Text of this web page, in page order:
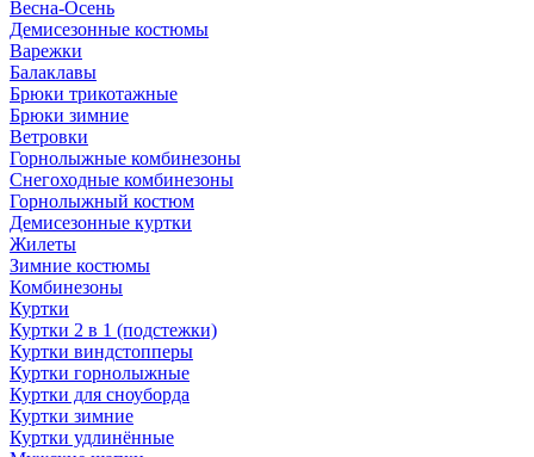
Весна-Осень
Демисезонные костюмы
Варежки
Балаклавы
Брюки трикотажные
Брюки зимние
Ветровки
Горнолыжные комбинезоны
Снегоходные комбинезоны
Горнолыжный костюм
Демисезонные куртки
Жилеты
Зимние костюмы
Комбинезоны
Куртки
Куртки 2 в 1 (подстежки)
Куртки виндстопперы
Куртки горнолыжные
Куртки для сноуборда
Куртки зимние
Куртки удлинённые